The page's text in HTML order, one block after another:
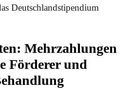
Deutschlandstipendium
Mehrzahlungen
Förderer und